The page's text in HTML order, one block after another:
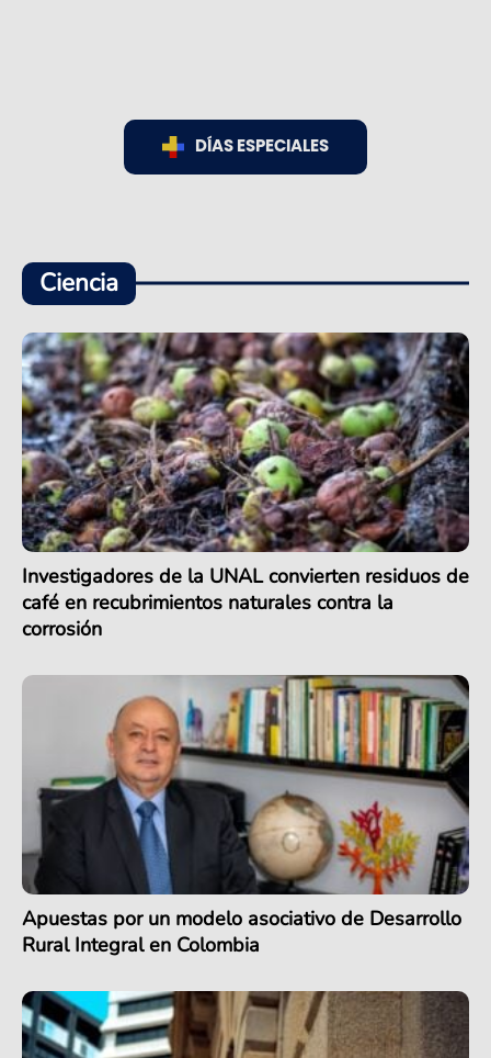
DÍAS ESPECIALES
Ciencia
Investigadores de la UNAL convierten residuos de
café en recubrimientos naturales contra la
corrosión
Apuestas por un modelo asociativo de Desarrollo
Rural Integral en Colombia